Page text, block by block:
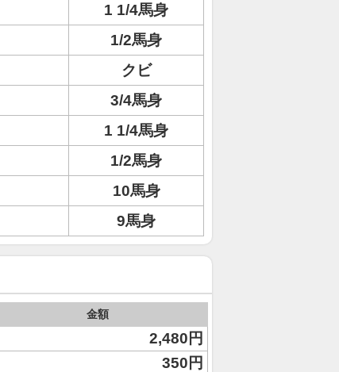
1 1/4馬身
1/2馬身
クビ
3/4馬身
1 1/4馬身
1/2馬身
10馬身
9馬身
金額
2,480円
350円